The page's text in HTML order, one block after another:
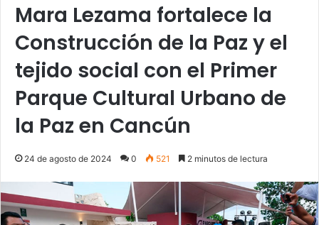
Mara Lezama fortalece la
Construcción de la Paz y el
tejido social con el Primer
Parque Cultural Urbano de
la Paz en Cancún
24 de agosto de 2024 0 521 2 minutos de lectura